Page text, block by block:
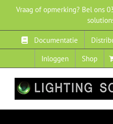
Vraag of opmerking? Bel ons
Documentatie
Inloggen
Shop